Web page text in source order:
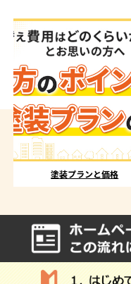
塗装プランと価格